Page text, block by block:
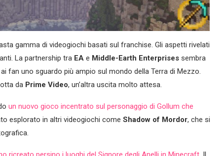
gamma di videogiochi basati sul franchise. Gli aspetti rivelati
La partnership tra EA e Middle-Earth Enterprises sembra
fan uno sguardo più ampio sul mondo della Terra di Mezzo.
da Prime Video, un’altra uscita molto attesa.
un nuovo gioco incentrato sul personaggio di Gollum che
esplorato in altri videogiochi come Shadow of Mordor, che si